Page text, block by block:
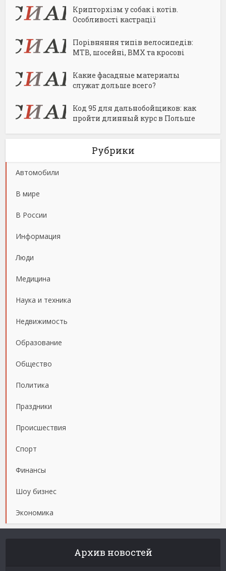
Крипторхізм у собак і котів.
Особливості кастрації
Порівняння типів велосипедів:
MTB, шосейні, BMX та кросові
Какие фасадные материалы
служат дольше всего?
Код 95 для дальнобойщиков: как
пройти длинный курс в Польше
Рубрики
Автомобили
В мире
В России
Информация
Люди
Медицина
Наука и техника
Недвижимость
Образование
Общество
Политика
Праздники
Происшествия
Спорт
Финансы
Шоу бизнес
Экономика
Архив новостей